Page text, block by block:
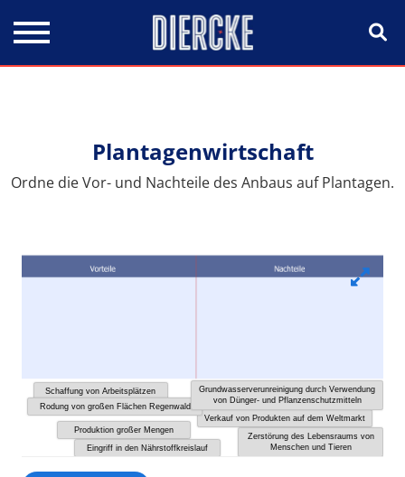
Plantagenwirtschaft
Ordne die Vor- und Nachteile des Anbaus auf Plantagen.